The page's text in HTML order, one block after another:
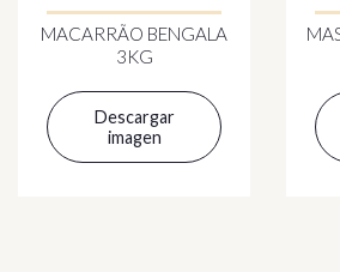
MACARRÃO BENGALA
3KG
Descargar
imagen